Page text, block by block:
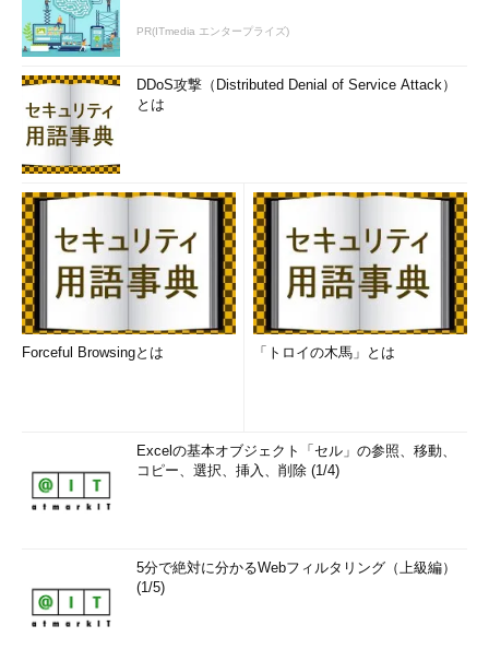
PR(ITmedia エンタープライズ)
DDoS攻撃（Distributed Denial of Service Attack）
とは
Forceful Browsingとは 「トロイの木馬」とは
Excelの基本オブジェクト「セル」の参照、移動、
コピー、選択、挿入、削除 (1/4)
5分で絶対に分かるWebフィルタリング（上級編）
(1/5)